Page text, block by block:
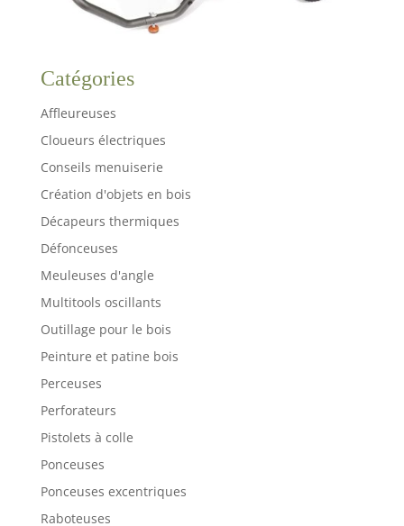
Catégories
Affleureuses
Cloueurs électriques
Conseils menuiserie
Création d'objets en bois
Décapeurs thermiques
Défonceuses
Meuleuses d'angle
Multitools oscillants
Outillage pour le bois
Peinture et patine bois
Perceuses
Perforateurs
Pistolets à colle
Ponceuses
Ponceuses excentriques
Raboteuses